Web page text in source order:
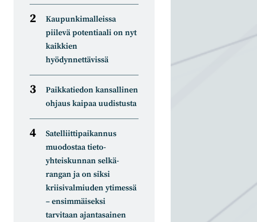
Kaupunkimalleissa
piilevä potentiaali on nyt
kaikkien
hyödynnettävissä
Paikkatiedon kansallinen
ohjaus kaipaa uudistusta
Satelliitti­paikannus
muodostaa tieto­
yhteiskunnan selkä­
rangan ja on siksi
kriisivalmiuden ytimessä
– ensimmäiseksi
tarvitaan ajantasainen